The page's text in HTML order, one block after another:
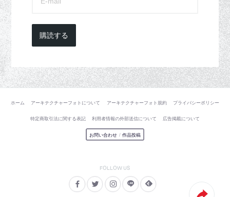
購読する
ホーム アーキテクチャーフォトについて アーキテクチャーフォト規約 プライバシーポリシー
特定商取引法に関する表記 利用者情報の外部送信について 広告掲載について
お問い合わせ / 作品投稿